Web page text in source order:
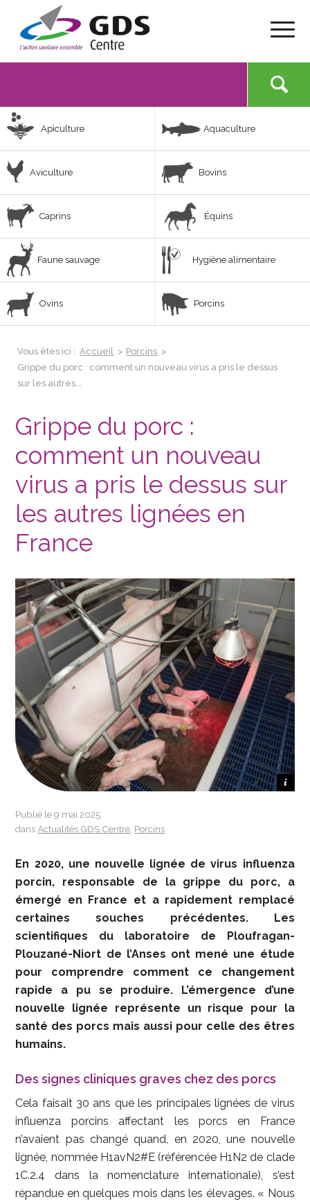
Apiculture Aquaculture
Aviculture Bovins
Caprins Équins
Faune sauvage Hygiène alimentaire
Ovins Porcins
Vous êtes ici : Accueil > Porcins >
Grippe du porc : comment un nouveau virus a pris le dessus
sur les autres...
Grippe du porc :
comment un nouveau
virus a pris le dessus sur
les autres lignées en
France
P DRACON
Publié le 9 mai 2025
dans Actualités GDS Centre Porcins
En 2020, une nouvelle lignée de virus influenza
porcin, responsable de la grippe du porc, a
émergé en France et a rapidement remplacé
certaines souches précédentes. Les
scientifiques du laboratoire de Ploufragan-
Plouzané-Niort de l’Anses ont mené une étude
pour comprendre comment ce changement
rapide a pu se produire. L’émergence d’une
nouvelle lignée représente un risque pour la
santé des porcs mais aussi pour celle des êtres
humains.
Des signes cliniques graves chez des porcs
Cela faisait 30 ans que les principales lignées de virus
influenza porcins affectant les porcs en France
n’avaient pas changé quand, en 2020, une nouvelle
lignée, nommée H1avN2#E (référencée H1N2 de clade
1C.2.4 dans la nomenclature internationale), s’est
répandue en quelques mois dans les élevages. « Nous